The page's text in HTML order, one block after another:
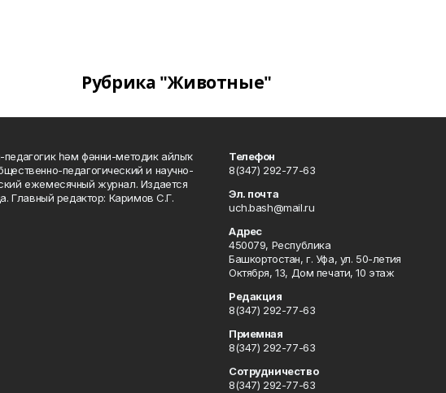
Рубрика "Животные"
һәм фәнни-методик айлыҡ
педагогический и научно-
ежемесячный журнал. Издается
Главный редактор: Каримов С.Г.
Телефон
8(347) 292-77-63
Эл. почта
uch.bash@mail.ru
Адрес
450079, Республика
Башкортостан, г. Уфа, ул. 50-летия
Октября, 13, Дом печати, 10 этаж
Редакция
8(347) 292-77-63
Приемная
8(347) 292-77-63
Сотрудничество
8(347) 292-77-63